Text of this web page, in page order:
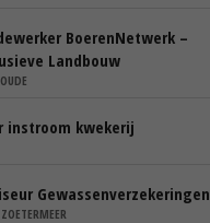
BoerenNetwerk –
Landbouw
instroom kwekerij
Gewassenverzekeringen